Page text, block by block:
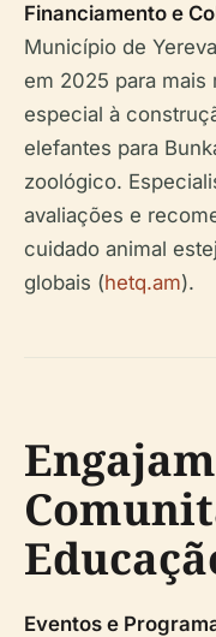
Financiamento e
Município de
em 2025 para
especial à
elefantes para
zoológico.
avaliações e
cuidado animal
globais (hetq.am).
Eventos e